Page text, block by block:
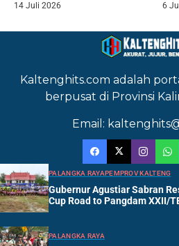
14 Juli 2026 6
Kaltenghits.com adalah
berpusat di Provinsi
Email:
PALANGKA RAYAPEMPROV KALTENG
Gubernur Agustiar Sabran
Cup Road to Pangdam XXII/
PALANGKA RAYA